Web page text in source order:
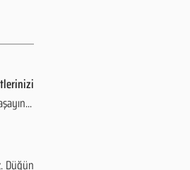
Düğün